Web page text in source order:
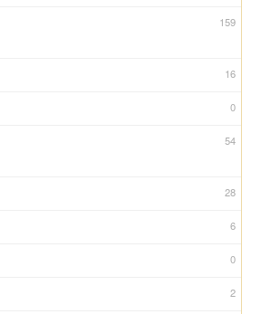
159
16
0
54
28
6
0
2